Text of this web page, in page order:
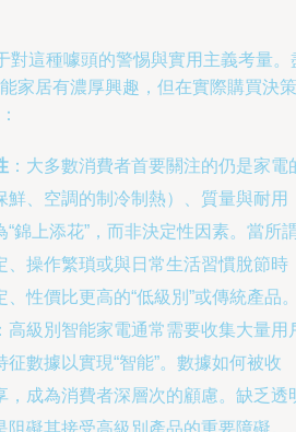
對這種噱頭的警惕與實用主義考量。
家居有濃厚興趣，但在實際購買決策
：大多數消費者首要關注的仍是家電
鮮、空調的制冷制熱）、質量與耐用
錦上添花”，而非決定性因素。當所
、操作繁瑣或與日常生活習慣脫節時
性價比更高的“低級別”或傳統產品
：高級別智能家電通常需要收集大量用
數據以實現“智能”。數據如何被收
，成為消費者深層次的顧慮。缺乏透
礙其接受高級別產品的重要障礙。